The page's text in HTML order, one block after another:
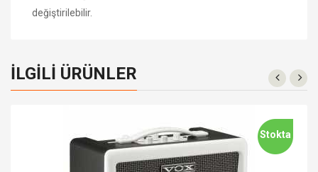
değiştirilebilir.
İLGILI ÜRÜNLER
Stokta